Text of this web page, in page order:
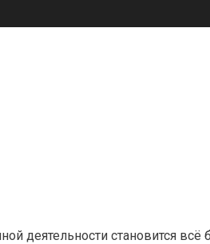
деятельности становится